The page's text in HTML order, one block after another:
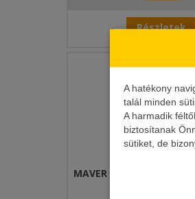
A hatékony
talál minden
A harmadik
biztosítanak
sütiket, de
Részletek
MAVER AMO KATANA